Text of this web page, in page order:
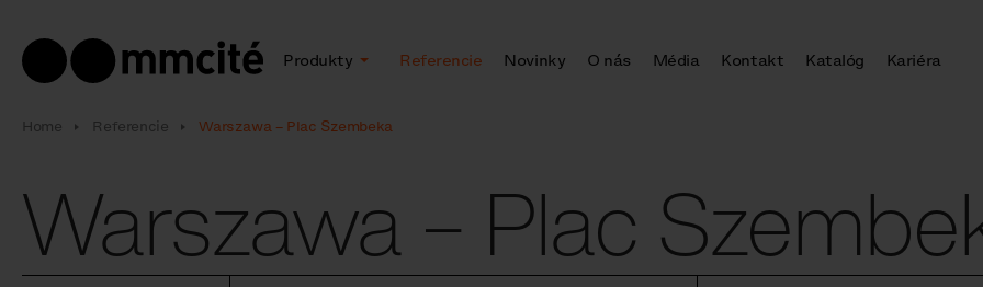
Produkty Referencie Novinky O nás Média Kontakt Katalóg Kariéra
Home Referencie Warszawa – Plac Szembeka
Warszawa – Plac